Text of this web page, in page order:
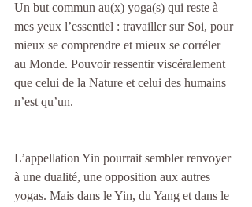
Un but commun au(x) yoga(s) qui reste à
mes yeux l’essentiel : travailler sur Soi, pour
mieux se comprendre et mieux se corréler
au Monde. Pouvoir ressentir viscéralement
que celui de la Nature et celui des humains
n’est qu’un.
L’appellation Yin pourrait sembler renvoyer
à une dualité, une opposition aux autres
yogas. Mais dans le Yin, du Yang et dans le